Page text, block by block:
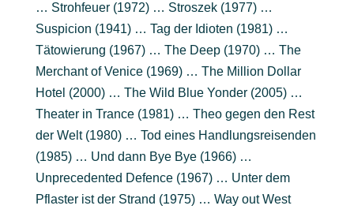
… Strohfeuer (1972) … Stroszek (1977) …
Suspicion (1941) … Tag der Idioten (1981) …
Tätowierung (1967) … The Deep (1970) … The
Merchant of Venice (1969) … The Million Dollar
Hotel (2000) … The Wild Blue Yonder (2005) …
Theater in Trance (1981) … Theo gegen den Rest
der Welt (1980) … Tod eines Handlungsreisenden
(1985) … Und dann Bye Bye (1966) …
Unprecedented Defence (1967) … Unter dem
Pflaster ist der Strand (1975) … Way out West